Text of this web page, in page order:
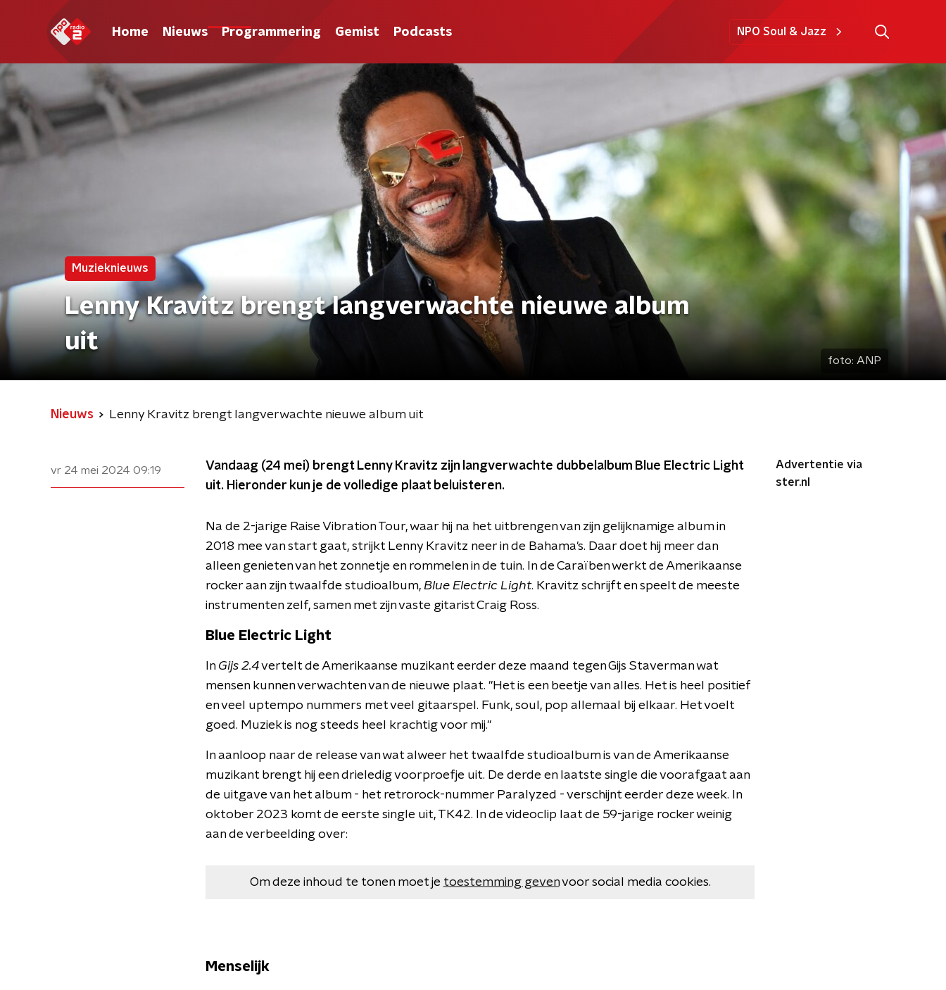
Home Nieuws Programmering Gemist Podcasts NPO Soul & Jazz
Muzieknieuws
Lenny Kravitz brengt langverwachte nieuwe album
uit
foto: ANP
Nieuws Lenny Kravitz brengt langverwachte nieuwe album uit
vr 24 mei 2024 09:19
Vandaag (24 mei) brengt Lenny Kravitz zijn langverwachte dubbelalbum Blue Electric Light
uit. Hieronder kun je de volledige plaat beluisteren.
Na de 2-jarige Raise Vibration Tour, waar hij na het uitbrengen van zijn gelijknamige album in
2018 mee van start gaat, strijkt Lenny Kravitz neer in de Bahama's. Daar doet hij meer dan
alleen genieten van het zonnetje en rommelen in de tuin. In de Caraïben werkt de Amerikaanse
rocker aan zijn twaalfde studioalbum, Blue Electric Light. Kravitz schrijft en speelt de meeste
instrumenten zelf, samen met zijn vaste gitarist Craig Ross.
Blue Electric Light
In Gijs 2.4vertelt de Amerikaanse muzikant eerder deze maand tegen Gijs Staverman wat
mensen kunnen verwachten van de nieuwe plaat. "Het is een beetje van alles. Het is heel positief
en veel uptempo nummers met veel gitaarspel. Funk, soul, pop allemaal bij elkaar. Het voelt
goed. Muziek is nog steeds heel krachtig voor mij."
In aanloop naar de release van wat alweer het twaalfde studioalbum is van de Amerikaanse
muzikant brengt hij een drieledig voorproefje uit. De derde en laatste single die voorafgaat aan
de uitgave van het album - het retrorock-nummer Paralyzed - verschijnt eerder deze week. In
oktober 2023 komt de eerste single uit, TK42. In de videoclip laat de 59-jarige rocker weinig
aan de verbeelding over:
Om deze inhoud te tonen moet je toestemming gevenvoor social media cookies.
Menselijk
Advertentie via
ster.nl